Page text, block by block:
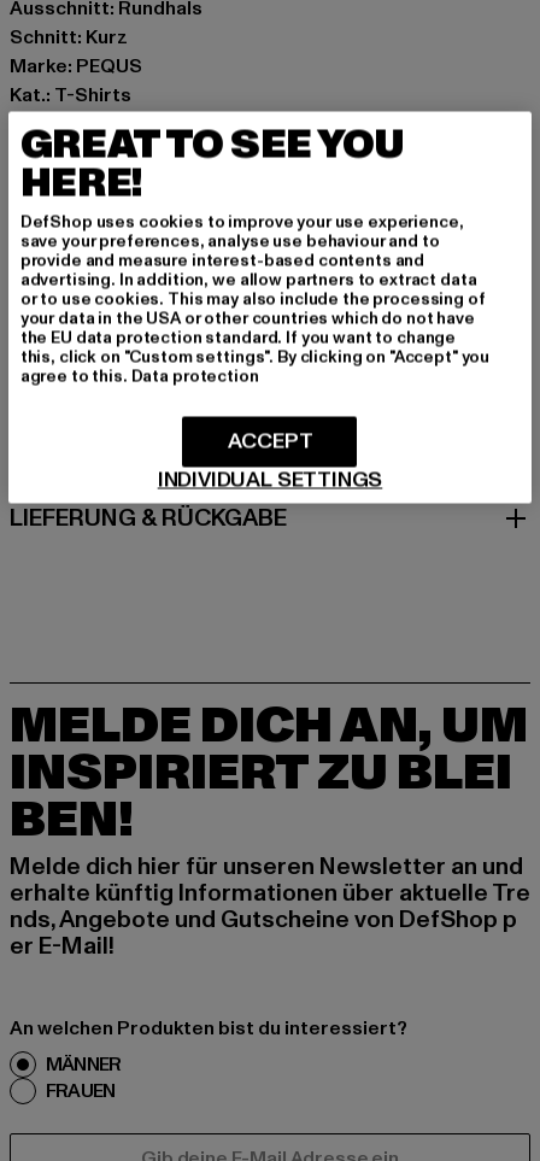
Ausschnitt: Rundhals
Schnitt: Kurz
Marke: PEQUS
Kat.: T-Shirts
Farbe: violet
Hersteller Farbe: berry
Materialzusammensetzung: 100% Baumwolle
Art.Nr: 6137821-04534
Hersteller: Urban Styles Agency GmbH & Co. KG |
agentur@urbanstylesagency.com
Schanzenstraße 41 | 51063 Köln | DE
GRÖSSE & PASSFORM
PFLEGEHINWEISE
LIEFERUNG & RÜCKGABE
MELDE DICH AN, UM
INSPIRIERT ZU BLEI
BEN!
Melde dich hier für unseren Newsletter an und
erhalte künftig Informationen über aktuelle Tre
nds, Angebote und Gutscheine von DefShop p
er E-Mail!
An welchen Produkten bist du interessiert?
MÄNNER
FRAUEN
GREAT TO SEE YOU
HERE!
DefShop uses cookies to improve your use experience,
save your preferences, analyse use behaviour and to
provide and measure interest-based contents and
advertising. In addition, we allow partners to extract data
or to use cookies. This may also include the processing of
your data in the USA or other countries which do not have
the EU data protection standard. If you want to change
this, click on "Custom settings". By clicking on "Accept" you
agree to this. Data protection
INDIVIDUAL SETTINGS
ACCEPT